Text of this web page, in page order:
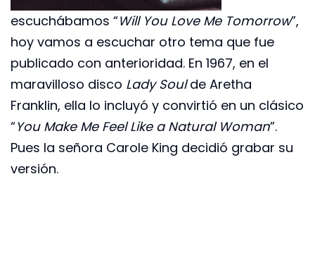
escuchábamos “Will You Love Me Tomorrow”,
hoy vamos a escuchar otro tema que fue
publicado con anterioridad. En 1967, en el
maravilloso disco Lady Soulde Aretha
Franklin, ella lo incluyó y convirtió en un clásico
“You Make Me Feel Like a Natural Woman”.
Pues la señora Carole King decidió grabar su
versión.